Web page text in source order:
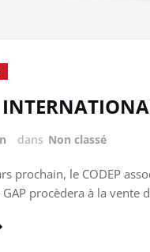
dans Non classé
prochain, le CODEP
GAP procèdera à la vente